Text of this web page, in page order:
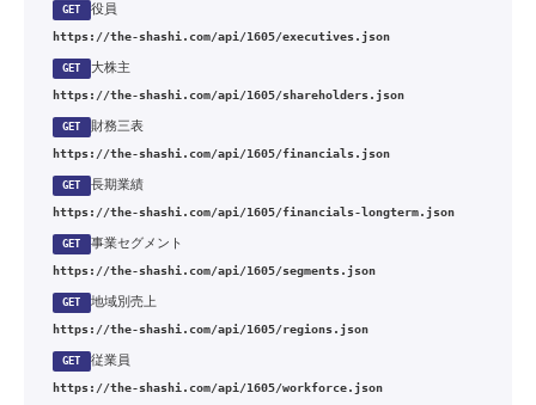
GET 役員
https://the-shashi.com/api/1605/executives.json
GET 大株主
https://the-shashi.com/api/1605/shareholders.json
GET 財務三表
https://the-shashi.com/api/1605/financials.json
GET 長期業績
https://the-shashi.com/api/1605/financials-longterm.json
GET 事業セグメント
https://the-shashi.com/api/1605/segments.json
GET 地域別売上
https://the-shashi.com/api/1605/regions.json
GET 従業員
https://the-shashi.com/api/1605/workforce.json